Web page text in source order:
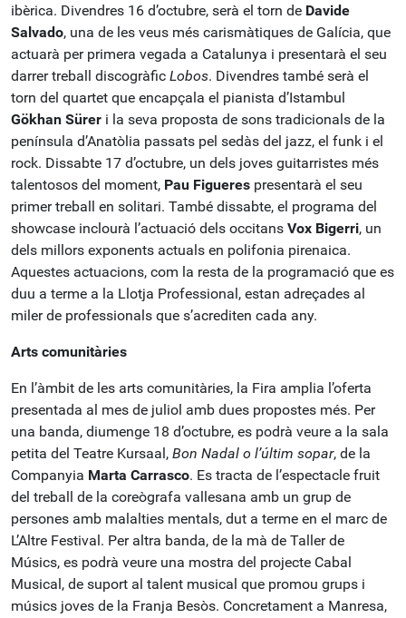
ibèrica. Divendres 16 d’octubre, serà el torn de Davide
Salvado, una de les veus més carismàtiques de Galícia, que
actuarà per primera vegada a Catalunya i presentarà el seu
darrer treball discogràfic Lobos. Divendres també serà el
torn del quartet que encapçala el pianista d’Istambul
Gökhan Sürer i la seva proposta de sons tradicionals de la
península d’Anatòlia passats pel sedàs del jazz, el funk i el
rock. Dissabte 17 d’octubre, un dels joves guitarristes més
talentosos del moment, Pau Figueres presentarà el seu
primer treball en solitari. També dissabte, el programa del
showcase inclourà l’actuació dels occitans Vox Bigerri, un
dels millors exponents actuals en polifonia pirenaica.
Aquestes actuacions, com la resta de la programació que es
duu a terme a la Llotja Professional, estan adreçades al
miler de professionals que s’acrediten cada any.
Arts comunitàries
En l’àmbit de les arts comunitàries, la Fira amplia l’oferta
presentada al mes de juliol amb dues propostes més. Per
una banda, diumenge 18 d’octubre, es podrà veure a la sala
petita del Teatre Kursaal, Bon Nadal o l’últim sopar, de la
Companyia Marta Carrasco. Es tracta de l’espectacle fruit
del treball de la coreògrafa vallesana amb un grup de
persones amb malalties mentals, dut a terme en el marc de
L’Altre Festival. Per altra banda, de la mà de Taller de
Músics, es podrà veure una mostra del projecte Cabal
Musical, de suport al talent musical que promou grups i
músics joves de la Franja Besòs. Concretament a Manresa,